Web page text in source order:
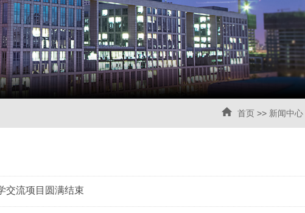
首页 >> 新闻中心
交流项目圆满结束